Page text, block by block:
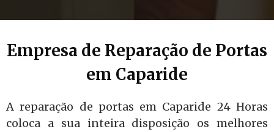
Empresa de Reparação de Portas
em Caparide
A reparação de portas em Caparide 24 Horas
coloca a sua inteira disposição os melhores